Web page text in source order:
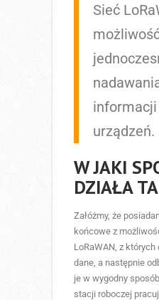
Sieć
informacji
urządzeń.
W JAKI
DZIAŁA
Załóżmy, że
końcowe z
LoRaWAN, z
dane, a następnie
je w wygodny
stacji roboczej